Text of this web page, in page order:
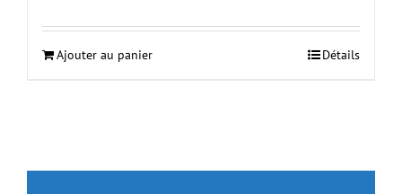
Ajouter au panier Détails